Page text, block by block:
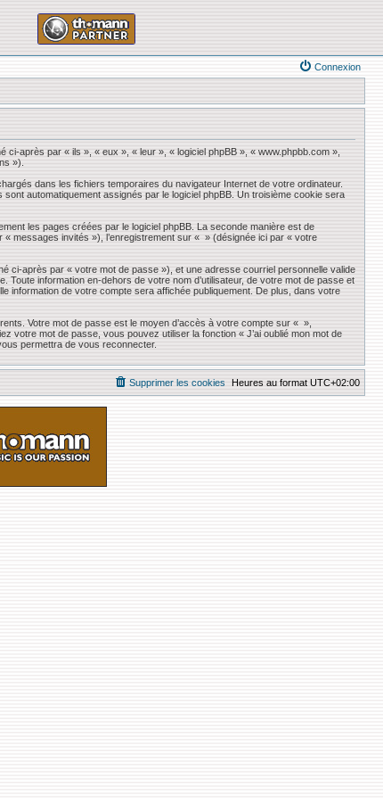
Connexion
après par « ils », « eux », « leur », « logiciel phpBB », « www.phpbb.com »,
»).
dans les fichiers temporaires du navigateur Internet de votre ordinateur.
automatiquement assignés par le logiciel phpBB. Un troisième cookie sera
les pages créées par le logiciel phpBB. La seconde manière est de
« messages invités »), l’enregistrement sur « » (désignée ici par « votre
ci-après par « votre mot de passe »), et une adresse courriel personnelle valide
information en-dehors de votre nom d’utilisateur, de votre mot de passe et
information de votre compte sera affichée publiquement. De plus, dans votre
Votre mot de passe est le moyen d’accès à votre compte sur « »,
votre mot de passe, vous pouvez utiliser la fonction « J’ai oublié mon mot de
permettra de vous reconnecter.
Heures au format UTC+02:00
Supprimer les cookies